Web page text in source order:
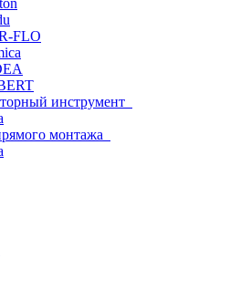
FLO
инструмент
монтажа